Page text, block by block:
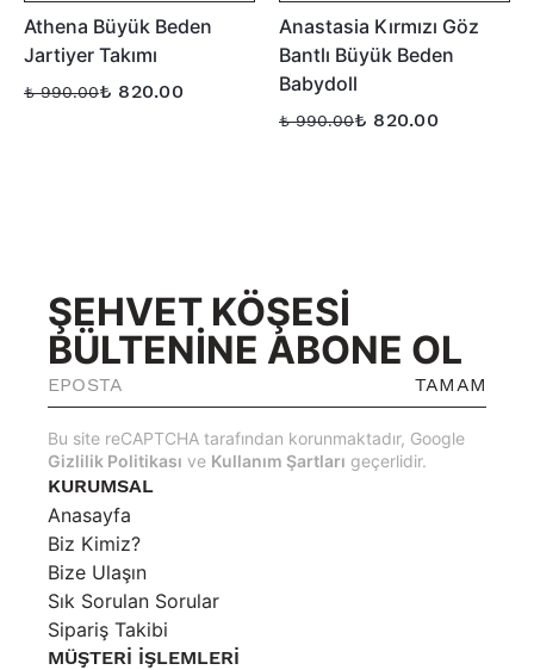
Athena Büyük Beden
Jartiyer Takımı
₺ 990.00₺ 820.00
Anastasia Kırmızı Göz
Bantlı Büyük Beden
Babydoll
₺ 990.00₺ 820.00
KURUMSAL
Anasayfa
Biz Kimiz?
Bize Ulaşın
Sık Sorulan Sorular
Sipariş Takibi
MÜŞTERİ İŞLEMLERİ
ŞEHVET KÖŞESİ
BÜLTENİNE ABONE OL
TAMAM
Bu site reCAPTCHA tarafından korunmaktadır, Google
Gizlilik Politikası ve Kullanım Şartları geçerlidir.